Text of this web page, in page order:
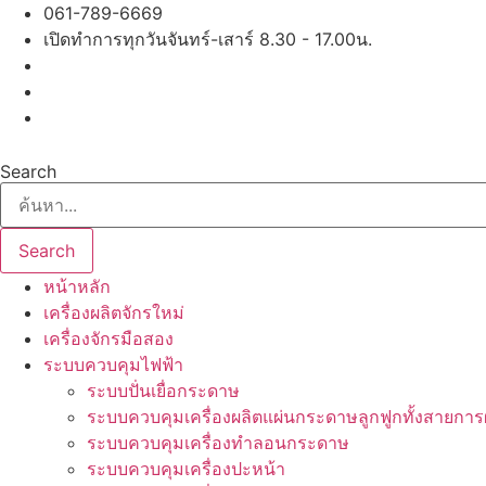
Skip
content
061-789-6669
เปิดทำการทุกวันจันทร์-เสาร์ 8.30 - 17.00น.
Search
Search
หน้าหลัก
เครื่องผลิตจักรใหม่
เครื่องจักรมือสอง
ระบบควบคุมไฟฟ้า
ระบบปั่นเยื่อกระดาษ
ระบบควบคุมเครื่องผลิตแผ่นกระดาษลูกฟูกทั้งสายกา
ระบบควบคุมเครื่องทำลอนกระดาษ
ระบบควบคุมเครื่องปะหน้า